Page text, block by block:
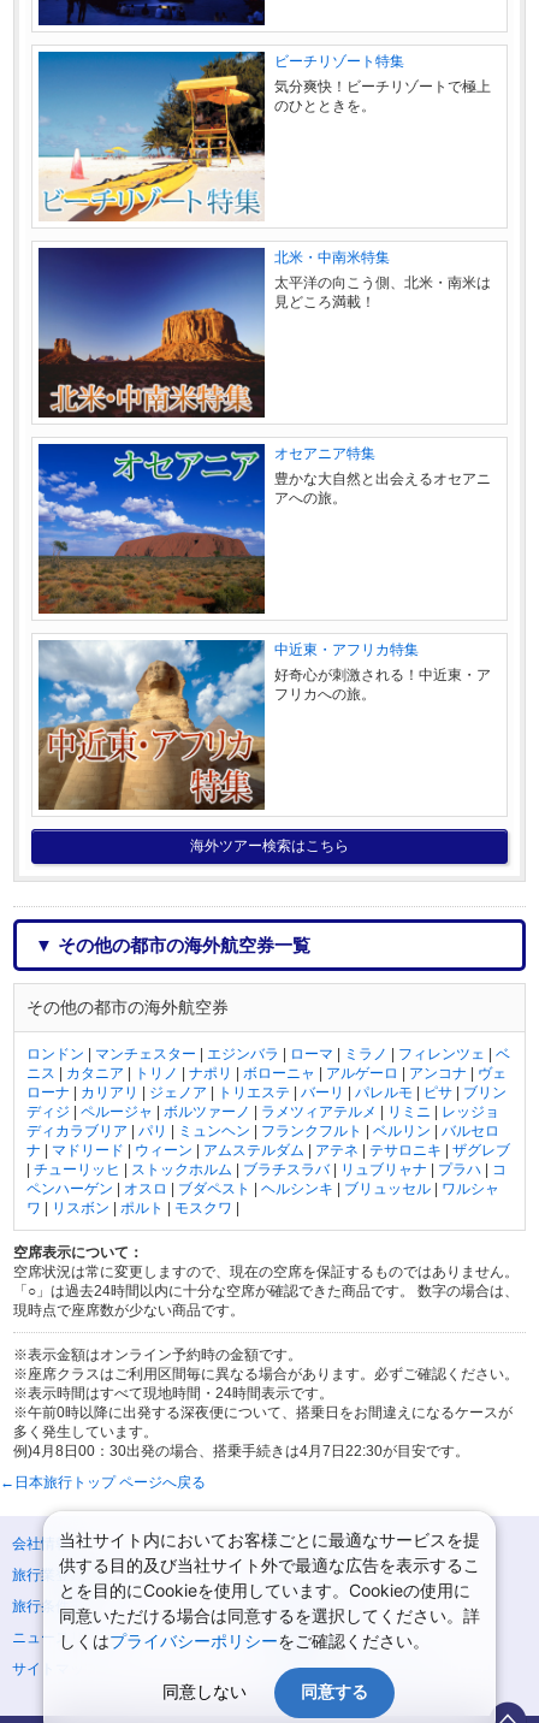
ビーチリゾート特集
気分爽快！ビーチリゾートで極上
のひとときを。
北米・中南米特集
太平洋の向こう側、北米・南米は
見どころ満載！
オセアニア特集
豊かな大自然と出会えるオセアニ
アへの旅。
中近東・アフリカ特集
好奇心が刺激される！中近東・ア
フリカへの旅。
海外ツアー検索はこちら
▼ その他の都市の海外航空券一覧
その他の都市の海外航空券
ロンドン | マンチェスター | エジンバラ | ローマ | ミラノ | フィレンツェ |ベ
ニス | カタニア | トリノ |ナポリ | ボローニャ | アルゲーロ | アンコナ | ヴェ
ローナ | カリアリ | ジェノア | トリエステ |バーリ |パレルモ | ピサ | ブリン
ディジ |ペルージャ | ボルツァーノ | ラメツィアテルメ | リミニ | レッジョ
ディカラブリア |パリ | ミュンヘン | フランクフルト |ベルリン |バルセロ
ナ | マドリード | ウィーン | アムステルダム | アテネ |テサロニキ |ザグレブ
|チューリッヒ | ストックホルム | ブラチスラバ| リュブリャナ | プラハ | コ
ペンハーゲン | オスロ | ブダペスト |ヘルシンキ | ブリュッセル | ワルシャ
ワ | リスボン | ポルト | モスクワ |
空席表示について：
空席状況は常に変更しますので、現在の空席を保証するものではありません。
「○」は過去24時間以内に十分な空席が確認できた商品です。 数字の場合は、
現時点で座席数が少ない商品です。
※表示金額はオンライン予約時の金額です。
※座席クラスはご利用区間毎に異なる場合があります。必ずご確認ください。
※表示時間はすべて現地時間・24時間表示です。
※午前0時以降に出発する深夜便について、搭乗日をお間違えになるケースが
多く発生しています。
例)4月8日00：30出発の場合、搭乗手続きは4月7日22:30が目安です。
←日本旅行トップ ページへ戻る
会社情報
プライバシーポリシー
旅行業登録票・約款
規約集
旅行条件書
商標について
ニュースリリース
採用情報
サイトマップ
システムメンテナンスの
お知らせ
当社サイト内においてお客様ごとに最適なサービスを提
供する目的及び当社サイト外で最適な広告を表示するこ
とを目的にCookieを使用しています。Cookieの使用に
同意いただける場合は同意するを選択してください。詳
しくはプライバシーポリシーをご確認ください。
同意しない 同意する